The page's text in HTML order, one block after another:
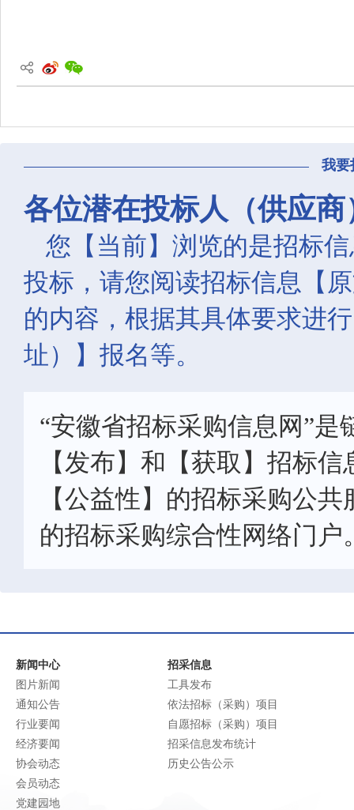
我要
各位潜在投标人（供应商
您【当前】浏览的是招标
投标，请您阅读招标信息【
的内容，根据其具体要求进
址）】报名等。
“安徽省招标采购信息网”
【发布】和【获取】招标
【公益性】的招标采购公
的招标采购综合性网络门户
新闻中心
图片新闻
通知公告
行业要闻
经济要闻
协会动态
会员动态
党建园地
招采信息
工具发布
依法招标（采购）项目
自愿招标（采购）项目
招采信息发布统计
历史公告公示